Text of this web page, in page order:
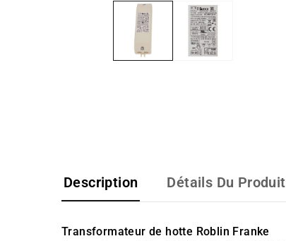
Description Détails Du Produit
Transformateur de hotte Roblin Franke